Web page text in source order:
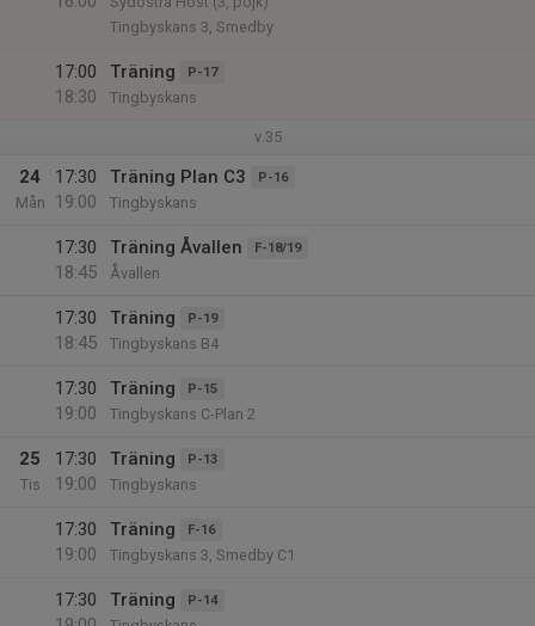
Tingbyskans 3, Smedby
17:00
18:30
Träning P-17
Tingbyskans
v.35
24
Mån
17:30
19:00
Träning Plan C3 P-16
Tingbyskans
17:30
18:45
Träning Åvallen F-18/19
Åvallen
17:30
18:45
Träning P-19
Tingbyskans B4
17:30
19:00
Träning P-15
Tingbyskans C-Plan 2
25
Tis
17:30
19:00
Träning P-13
Tingbyskans
17:30
19:00
Träning F-16
Tingbyskans 3, Smedby C1
17:30
Träning P-14